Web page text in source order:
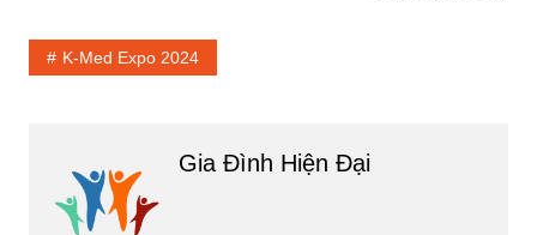
K-Med Expo 2024
Gia Đình Hiện Đại